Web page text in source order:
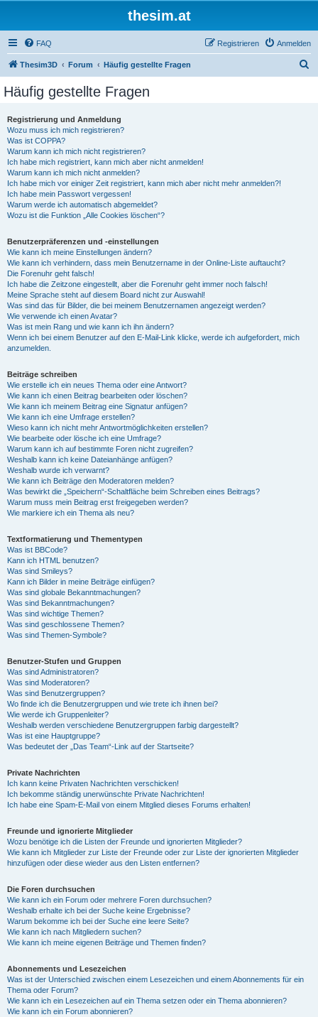
thesim.at
FAQ Anmelden
Registrieren
Thesim3D Forum Häufig gestellte Fragen
Häufig gestellte Fragen
Registrierung und Anmeldung
Wozu muss ich mich registrieren?
Was ist COPPA?
Warum kann ich mich nicht registrieren?
Ich habe mich registriert, kann mich aber nicht anmelden!
Warum kann ich mich nicht anmelden?
Ich habe mich vor einiger Zeit registriert, kann mich aber nicht mehr anmelden?!
Ich habe mein Passwort vergessen!
Warum werde ich automatisch abgemeldet?
Wozu ist die Funktion „Alle Cookies löschen“?
Benutzerpräferenzen und -einstellungen
Wie kann ich meine Einstellungen ändern?
Wie kann ich verhindern, dass mein Benutzername in der Online-Liste auftaucht?
Die Forenuhr geht falsch!
Ich habe die Zeitzone eingestellt, aber die Forenuhr geht immer noch falsch!
Meine Sprache steht auf diesem Board nicht zur Auswahl!
Was sind das für Bilder, die bei meinem Benutzernamen angezeigt werden?
Wie verwende ich einen Avatar?
Was ist mein Rang und wie kann ich ihn ändern?
Wenn ich bei einem Benutzer auf den E-Mail-Link klicke, werde ich aufgefordert, mich
anzumelden.
Beiträge schreiben
Wie erstelle ich ein neues Thema oder eine Antwort?
Wie kann ich einen Beitrag bearbeiten oder löschen?
Wie kann ich meinem Beitrag eine Signatur anfügen?
Wie kann ich eine Umfrage erstellen?
Wieso kann ich nicht mehr Antwortmöglichkeiten erstellen?
Wie bearbeite oder lösche ich eine Umfrage?
Warum kann ich auf bestimmte Foren nicht zugreifen?
Weshalb kann ich keine Dateianhänge anfügen?
Weshalb wurde ich verwarnt?
Wie kann ich Beiträge den Moderatoren melden?
Was bewirkt die „Speichern“-Schaltfläche beim Schreiben eines Beitrags?
Warum muss mein Beitrag erst freigegeben werden?
Wie markiere ich ein Thema als neu?
Textformatierung und Thementypen
Was ist BBCode?
Kann ich HTML benutzen?
Was sind Smileys?
Kann ich Bilder in meine Beiträge einfügen?
Was sind globale Bekanntmachungen?
Was sind Bekanntmachungen?
Was sind wichtige Themen?
Was sind geschlossene Themen?
Was sind Themen-Symbole?
Benutzer-Stufen und Gruppen
Was sind Administratoren?
Was sind Moderatoren?
Was sind Benutzergruppen?
Wo finde ich die Benutzergruppen und wie trete ich ihnen bei?
Wie werde ich Gruppenleiter?
Weshalb werden verschiedene Benutzergruppen farbig dargestellt?
Was ist eine Hauptgruppe?
Was bedeutet der „Das Team“-Link auf der Startseite?
Private Nachrichten
Ich kann keine Privaten Nachrichten verschicken!
Ich bekomme ständig unerwünschte Private Nachrichten!
Ich habe eine Spam-E-Mail von einem Mitglied dieses Forums erhalten!
Freunde und ignorierte Mitglieder
Wozu benötige ich die Listen der Freunde und ignorierten Mitglieder?
Wie kann ich Mitglieder zur Liste der Freunde oder zur Liste der ignorierten Mitglieder
hinzufügen oder diese wieder aus den Listen entfernen?
Die Foren durchsuchen
Wie kann ich ein Forum oder mehrere Foren durchsuchen?
Weshalb erhalte ich bei der Suche keine Ergebnisse?
Warum bekomme ich bei der Suche eine leere Seite?
Wie kann ich nach Mitgliedern suchen?
Wie kann ich meine eigenen Beiträge und Themen finden?
Abonnements und Lesezeichen
Was ist der Unterschied zwischen einem Lesezeichen und einem Abonnements für ein
Thema oder Forum?
Wie kann ich ein Lesezeichen auf ein Thema setzen oder ein Thema abonnieren?
Wie kann ich ein Forum abonnieren?